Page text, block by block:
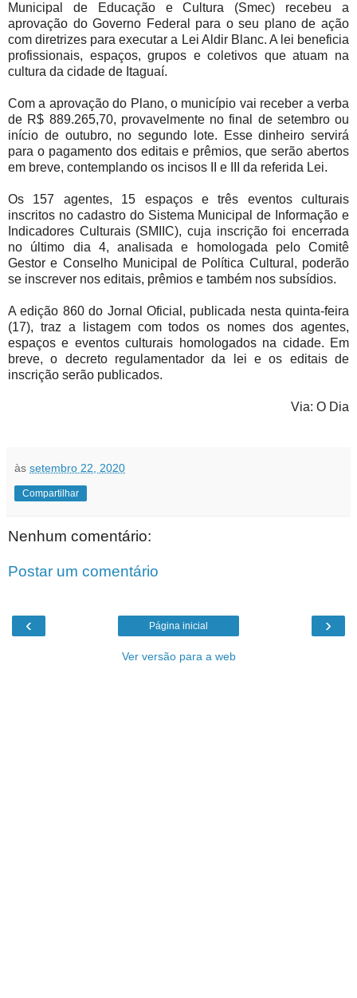
Municipal de Educação e Cultura (Smec) recebeu a
aprovação do Governo Federal para o seu plano de ação
com diretrizes para executar a Lei Aldir Blanc. A lei beneficia
profissionais, espaços, grupos e coletivos que atuam na
cultura da cidade de Itaguaí.
Com a aprovação do Plano, o município vai receber a verba
de R$ 889.265,70, provavelmente no final de setembro ou
início de outubro, no segundo lote. Esse dinheiro servirá
para o pagamento dos editais e prêmios, que serão abertos
em breve, contemplando os incisos II e III da referida Lei.
Os 157 agentes, 15 espaços e três eventos culturais
inscritos no cadastro do Sistema Municipal de Informação e
Indicadores Culturais (SMIIC), cuja inscrição foi encerrada
no último dia 4, analisada e homologada pelo Comitê
Gestor e Conselho Municipal de Política Cultural, poderão
se inscrever nos editais, prêmios e também nos subsídios.
A edição 860 do Jornal Oficial, publicada nesta quinta-feira
(17), traz a listagem com todos os nomes dos agentes,
espaços e eventos culturais homologados na cidade. Em
breve, o decreto regulamentador da lei e os editais de
inscrição serão publicados.
Via: O Dia
às setembro 22, 2020
Compartilhar
Nenhum comentário:
Postar um comentário
‹ ›
Página inicial
Ver versão para a web